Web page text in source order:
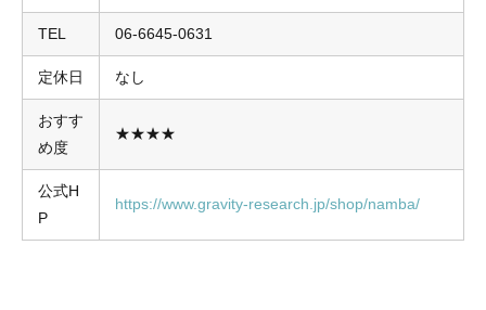
TEL 06-6645-0631
定休日 なし
おすす
め度
★★★★
公式H
P
https://www.gravity-research.jp/shop/namba/